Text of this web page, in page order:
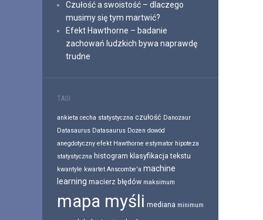
Czułość a swoistość – dlaczego
musimy się tym martwić?
Efekt Hawthorne – badanie
zachowań ludzkich bywa naprawdę
trudne
TAGI
ankieta cecha statystyczna czułość Danozaur
Datasaurus Datasaurus Dozen dowód
anegdotyczny efekt Hawthorne estymator hipoteza
statystyczna histogram klasyfikacja tekstu
kwantyle kwartet Anscombe'a machine
learning macierz błędów maksimum
mapa myśli mediana minimum